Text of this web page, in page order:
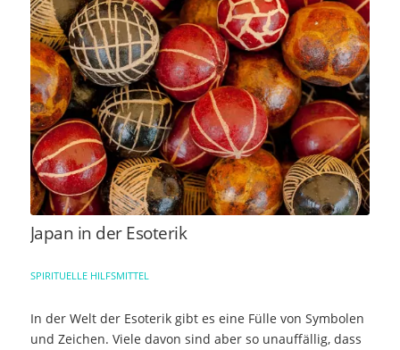
Japan in der Esoterik
SPIRITUELLE HILFSMITTEL
In der Welt der Esoterik gibt es eine Fülle von Symbolen
und Zeichen. Viele davon sind aber so unauffällig, dass